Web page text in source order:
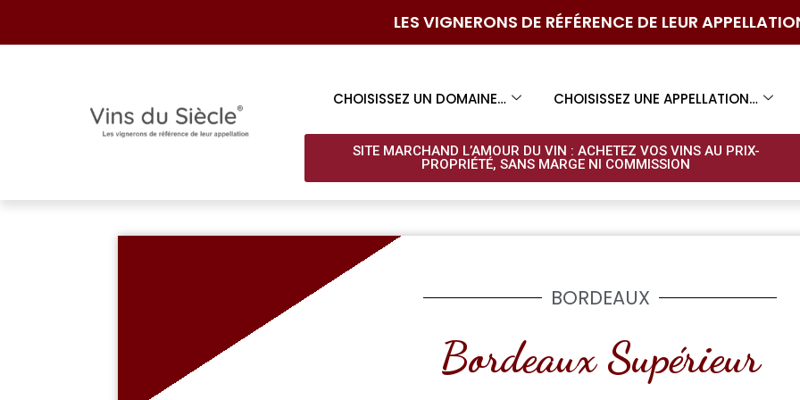
LES VIGNERONS DE RÉFÉRENCE DE LEUR
CHOISISSEZ UN DOMAINE… CHOISISSEZ UNE APPELLATION…
SITE MARCHAND L’AMOUR DU VIN : ACHETEZ VOS VINS AU PRIX-
PROPRIÉTÉ, SANS MARGE NI COMMISSION​
BORDEAUX
Bordeaux Supérieur